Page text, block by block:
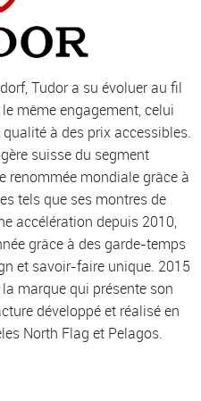
Tudor a su évoluer au fil
même engagement, celui
à des prix accessibles.
suisse du segment
renommée mondiale grâce à
tels que ses montres de
accélération depuis 2010,
grâce à des garde-temps
et savoir-faire unique. 2015
marque qui présente son
développé et réalisé en
North Flag et Pelagos.